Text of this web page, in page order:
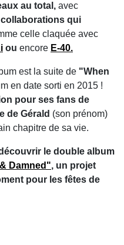
au total, avec
qui
celle claquée avec
ou encore E-40.
est la suite de "When
en date sorti en 2015 !
pour ses fans de
de Gérald (son prénom)
chapitre de sa vie.
le double album
Damned", un projet
pour les fêtes de